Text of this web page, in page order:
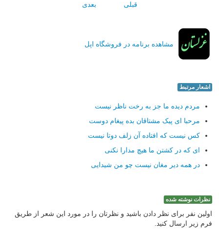
قبلی بعدی
مشاهده برنامه در فروشگاه اپل
اشعار مرتبط
مردم دیده ما جز به رخت ناظر نیست
مرحبا ای پیک مشتاقان بده پیغام دوست
کس نیست که افتاده آن زلف دوتا نیست
ای که در کشتن ما هیچ مدارا نکنی
در همه دیر مغان نیست چو من شیدایی
نظرات نوشته شده
اولین نفر برای نظر دادن باشید و نظرتان را در مورد این شعر از طریق
فرم زیر ارسال کنید.